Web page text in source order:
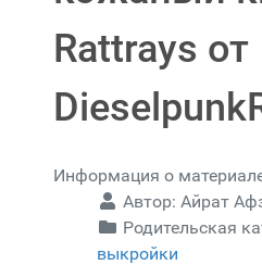
Rattrays от
Информация о
Автор: Айрат
Родительская
выкройки